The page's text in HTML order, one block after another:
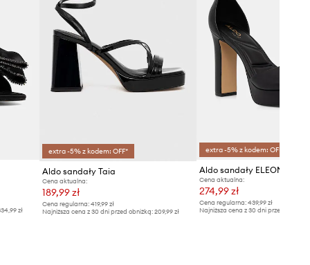
zł
extra -5% z kodem: OFF*
Aldo sandały Taia
Cena aktualna:
189,99 zł
Cena regularna:419,99 zł
Najniższa cena z 30 dni przed obniżką:209,99 zł
extra -5% z kodem: OFF*
Aldo sandały ELEONIA
Cena aktualna:
274,99 zł
Cena regularna: 439,99 zł
Najniższa cena z 30 dni przed obniżką: